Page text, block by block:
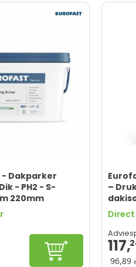
- Dakparker
- PH2 - S-
220mm
Configureren
–
117,
96,89